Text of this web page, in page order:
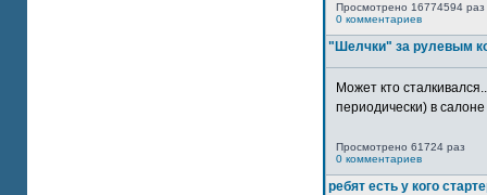
Просмотрено 16774594 раз
0 комментариев
"Шелчки" за рулевым
Может кто
периодически) в
Просмотрено 61724 раз
0 комментариев
ребят есть у кого